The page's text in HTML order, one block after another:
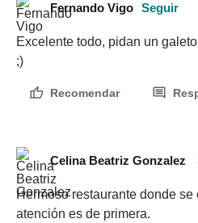
Fernando Vigo Seguir
Excelente todo, pidan un
;)
Recomendar
Celina Beatriz Gonzalez
Hermoso restaurante donde se
atención es de primera.